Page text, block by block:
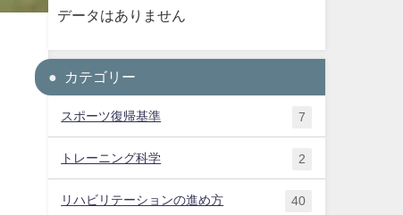
データはありません
カテゴリー
スポーツ復帰基準 7
トレーニング科学 2
リハビリテーションの進め方 40